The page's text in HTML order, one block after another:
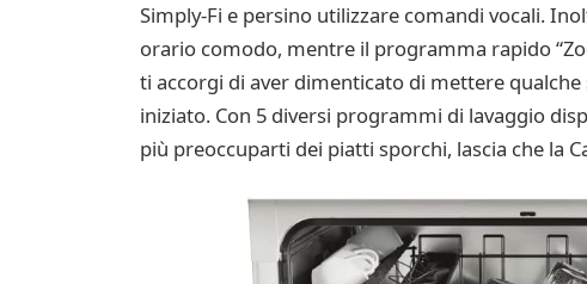
Simply-Fi e persino utilizzare comandi vocali.
orario comodo, mentre il programma rapido
ti accorgi di aver dimenticato di mettere qualche
iniziato. Con 5 diversi programmi di lavaggio
più preoccuparti dei piatti sporchi, lascia che la